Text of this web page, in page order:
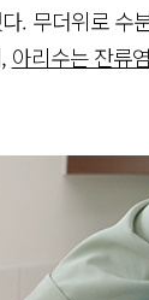
. 무더위로 수
아리수는 잔류